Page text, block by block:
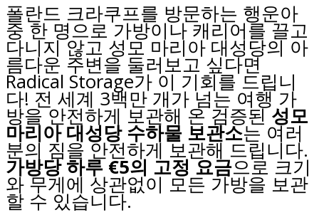
폴란드 크라쿠프를 방문하는 행운아
중 한 명으로 가방이나 캐리어를 끌고
다니지 않고 성모 마리아 대성당의 아
름다운 주변을 둘러보고 싶다면
Radical Storage가 이 기회를 드립니
다! 전 세계 3백만 개가 넘는 여행 가
방을 안전하게 보관해 온 검증된성모
마리아 대성당 수하물 보관소는 여러
분의 짐을 안전하게 보관해 드립니다.
가방당 하루 €5의 고정 요금으로 크기
와 무게에 상관없이 모든 가방을 보관
할 수 있습니다.